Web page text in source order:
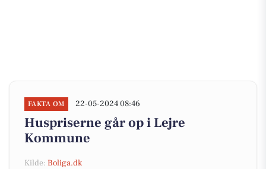
FAKTA OM 22-05-2024 08:46
Huspriserne går op i Lejre
Kommune
Kilde: Boliga.dk